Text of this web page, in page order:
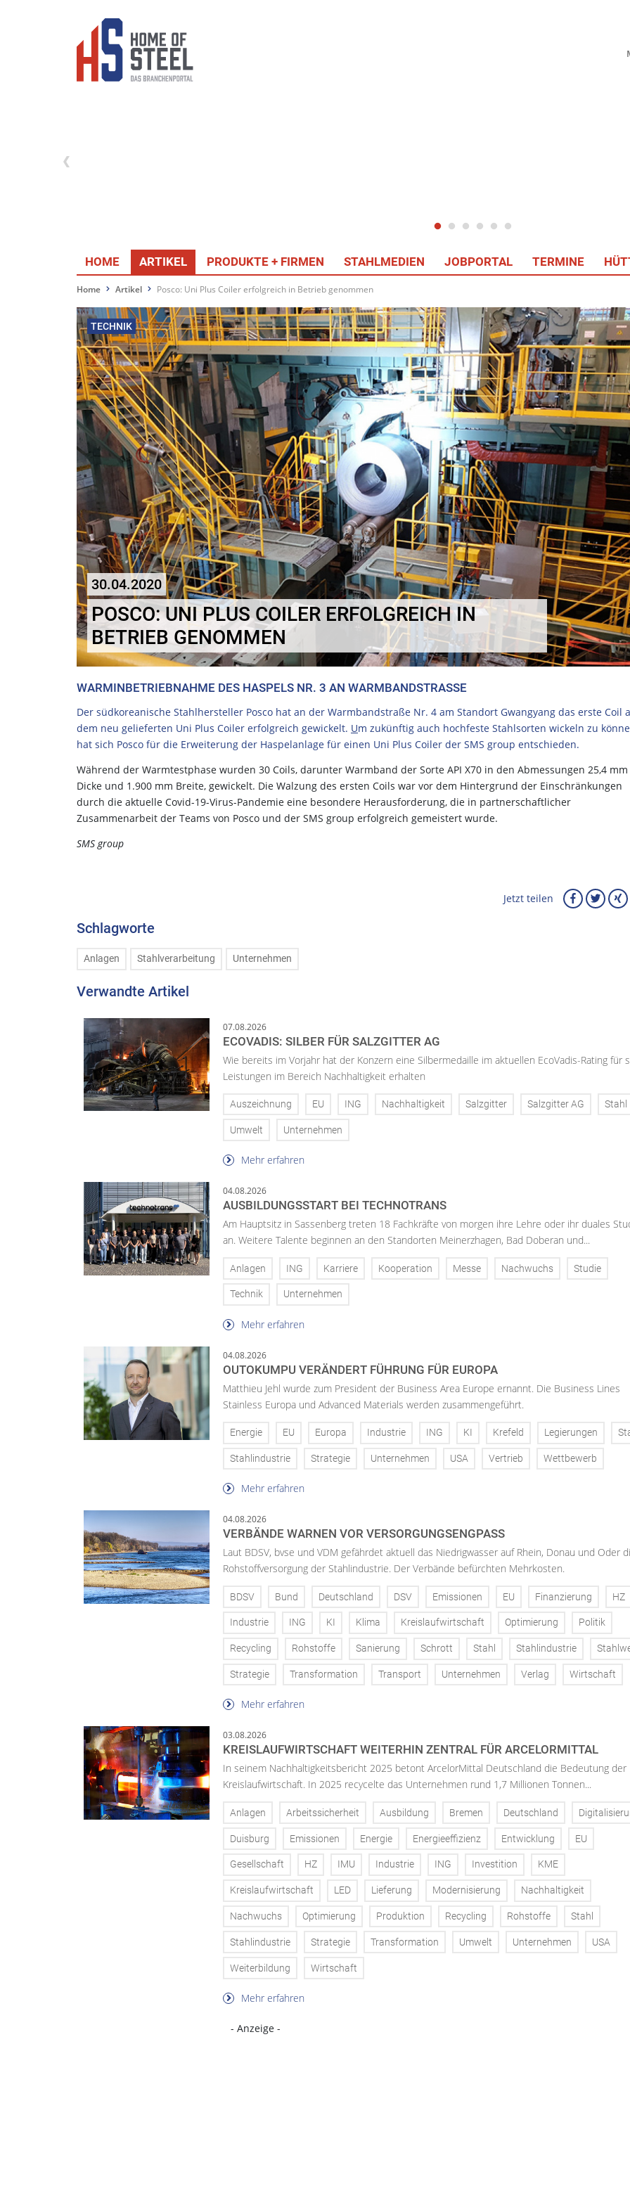
HOME ARTIKEL PRODUKTE + FIRMEN STAHLMEDIEN JOBPORTAL TERMINE
Home Artikel Posco: Uni Plus Coiler erfolgreich in Betrieb genommen
TECHNIK
30.04.2020
POSCO: UNI PLUS COILER ERFOLGREICH IN
BETRIEB GENOMMEN
WARMINBETRIEBNAHME DES HASPELS NR. 3 AN WARMBANDSTRASSE
Der südkoreanische Stahlhersteller Posco hat an der Warmbandstraße Nr. 4 am Standort Gwangyang das erste Coil
dem neu gelieferten Uni Plus Coiler erfolgreich gewickelt. Um zukünftig auch hochfeste Stahlsorten wickeln zu
hat sich Posco für die Erweiterung der Haspelanlage für einen Uni Plus Coiler der SMS group entschieden.
Während der Warmtestphase wurden 30 Coils, darunter Warmband der Sorte API X70 in den Abmessungen 25,4 mm
Dicke und 1.900 mm Breite, gewickelt. Die Walzung des ersten Coils war vor dem Hintergrund der Einschränkungen
durch die aktuelle Covid-19-Virus-Pandemie eine besondere Herausforderung, die in partnerschaftlicher
Zusammenarbeit der Teams von Posco und der SMS group erfolgreich gemeistert wurde.
SMS group
Jetzt teilen
Schlagworte
Anlagen Stahlverarbeitung Unternehmen
Verwandte Artikel
07.08.2026
ECOVADIS: SILBER FÜR SALZGITTER AG
Wie bereits im Vorjahr hat der Konzern eine Silbermedaille im aktuellen EcoVadis-Rating für
Leistungen im Bereich Nachhaltigkeit erhalten
Auszeichnung EU ING Nachhaltigkeit Salzgitter Salzgitter AG Stahl
Umwelt Unternehmen
Mehr erfahren
04.08.2026
AUSBILDUNGSSTART BEI TECHNOTRANS
Am Hauptsitz in Sassenberg treten 18 Fachkräfte von morgen ihre Lehre oder ihr duales
an. Weitere Talente beginnen an den Standorten Meinerzhagen, Bad Doberan und...
Anlagen ING Karriere Kooperation Messe Nachwuchs Studie
Technik Unternehmen
Mehr erfahren
04.08.2026
OUTOKUMPU VERÄNDERT FÜHRUNG FÜR EUROPA
Matthieu Jehl wurde zum President der Business Area Europe ernannt. Die Business Lines
Stainless Europa und Advanced Materials werden zusammengeführt.
Energie EU Europa Industrie ING KI Krefeld Legierungen
Stahlindustrie Strategie Unternehmen USA Vertrieb Wettbewerb
Mehr erfahren
04.08.2026
VERBÄNDE WARNEN VOR VERSORGUNGSENGPASS
Laut BDSV, bvse und VDM gefährdet aktuell das Niedrigwasser auf Rhein, Donau und Oder
Rohstoffversorgung der Stahlindustrie. Der Verbände befürchten Mehrkosten.
BDSV Bund Deutschland DSV Emissionen EU Finanzierung HZ
Industrie ING KI Klima Kreislaufwirtschaft Optimierung Politik
Recycling Rohstoffe Sanierung Schrott Stahl Stahlindustrie
Strategie Transformation Transport Unternehmen Verlag Wirtschaft
Mehr erfahren
03.08.2026
KREISLAUFWIRTSCHAFT WEITERHIN ZENTRAL FÜR ARCELORMITTAL
In seinem Nachhaltigkeitsbericht 2025 betont ArcelorMittal Deutschland die Bedeutung der
Kreislaufwirtschaft. In 2025 recycelte das Unternehmen rund 1,7 Millionen Tonnen...
Anlagen Arbeitssicherheit Ausbildung Bremen Deutschland
Duisburg Emissionen Energie Energieeffizienz Entwicklung EU
Gesellschaft HZ IMU Industrie ING Investition KME
Kreislaufwirtschaft LED Lieferung Modernisierung Nachhaltigkeit
Nachwuchs Optimierung Produktion Recycling Rohstoffe Stahl
Stahlindustrie Strategie Transformation Umwelt Unternehmen USA
Weiterbildung Wirtschaft
Mehr erfahren
- Anzeige -